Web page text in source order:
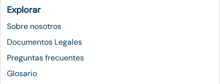
Explorar
Sobre nosotros
Documentos Legales
Preguntas frecuentes
Glosario